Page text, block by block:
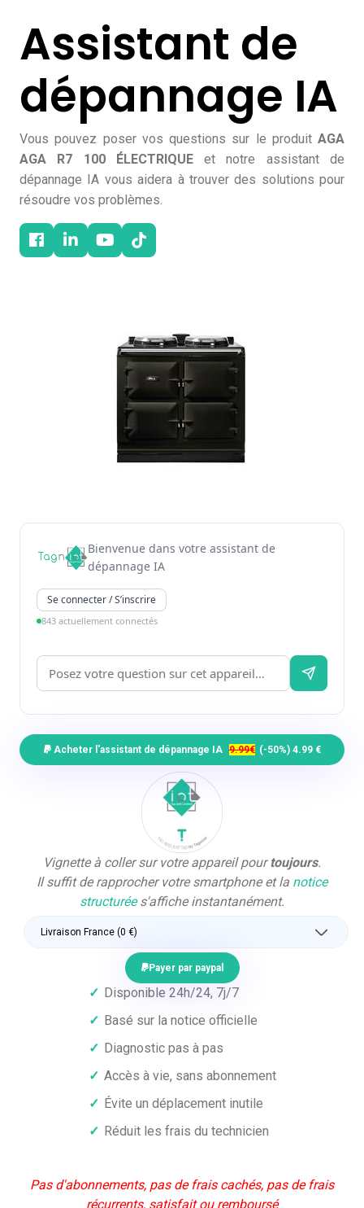
Assistant de
dépannage IA
Vous pouvez poser vos questions sur le produit AGA
AGA R7 100 ​ÉLECTRIQUEet notre assistant de
dépannage IA vous aidera à trouver des solutions pour
résoudre vos problèmes.
Bienvenue dans votre assistant de
dépannage IA
Se connecter / S’inscrire
843 actuellement connectés
Acheter l'assistant de dépannage IA 9.99€ (-50%) 4.99 €
Vignette à coller sur votre appareil pourtoujours.
Il suffit de rapprocher votre smartphone et la notice
structurées'affiche instantanément.
Payer par paypal
✓ Disponible 24h/24, 7j/7
✓ Basé sur la notice officielle
✓ Diagnostic pas à pas
✓ Accès à vie, sans abonnement
✓ Évite un déplacement inutile
✓ Réduit les frais du technicien
Pas d'abonnements, pas de frais cachés, pas de frais
récurrents, satisfait ou remboursé